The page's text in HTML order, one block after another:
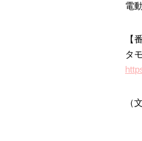
電
【
タ
（